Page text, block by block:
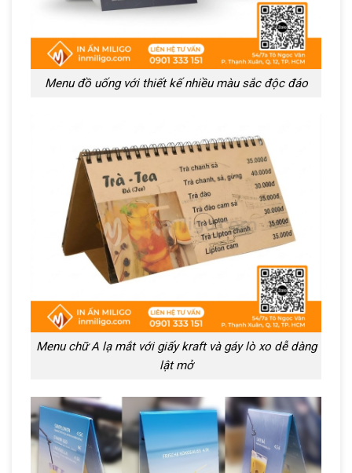
Menu đồ uống với thiết kế nhiều màu sắc độc đáo
Menu chữ A lạ mắt với giấy kraft và gáy lò xo dễ dàng
lật mở